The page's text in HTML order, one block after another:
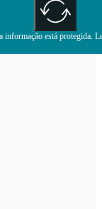
informação está protegida.